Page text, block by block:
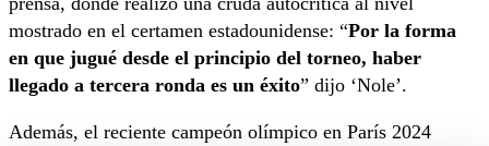
mostrado en el certamen estadounidense: “Por la forma
en que jugué desde el principio del torneo, haber
llegado a tercera ronda es un éxito” dijo ‘Nole’.
Además, el reciente campeón olímpico en París 2024